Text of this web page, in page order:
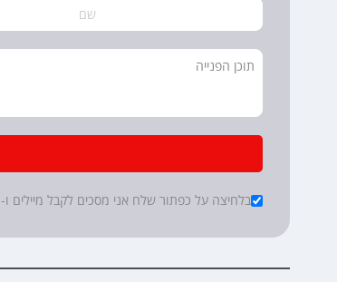
Checkboxes
*
בלחיצה על כפתור שלח אני מסכים לקבל מיילים ו-SMS מ cartube.co.il